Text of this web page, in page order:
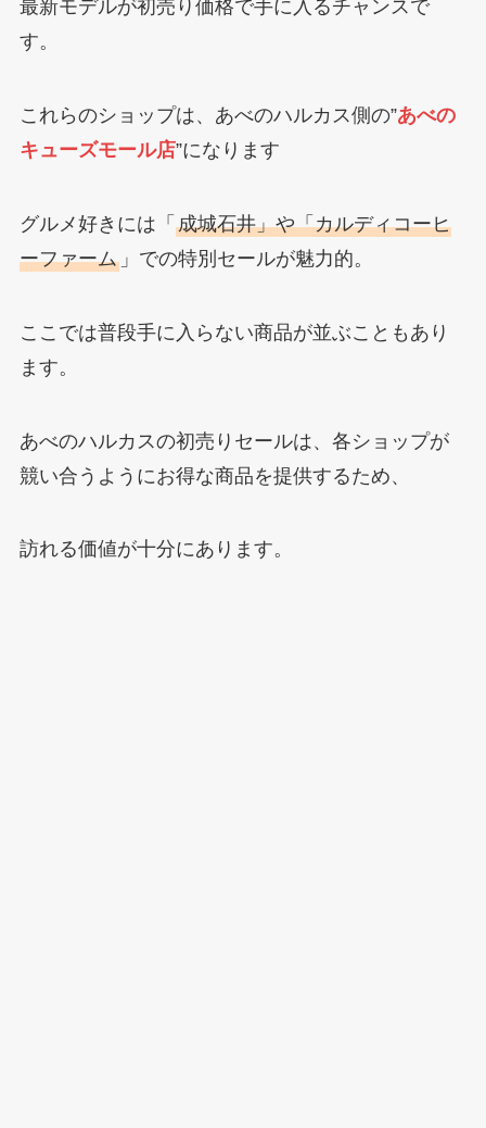
最新モデルが初売り価格で手に入るチャンスで
す。
これらのショップは、あべのハルカス側の”あべの
キューズモール店”になります
グルメ好きには「 成城石井」や「カルディコーヒ
ーファーム」での特別セールが魅力的。
ここでは普段手に入らない商品が並ぶこともあり
ます。
あべのハルカスの初売りセールは、各ショップが
競い合うようにお得な商品を提供するため、
訪れる価値が十分にあります。